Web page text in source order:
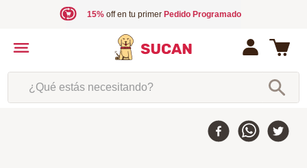
15%off en tu primer Pedido Programado
¿Qué estás necesitando?